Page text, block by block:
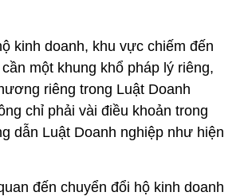
kinh doanh, khu vực chiếm đến
một khung khổ pháp lý riêng,
riêng trong Luật Doanh
chỉ phải vài điều khoản trong
dẫn Luật Doanh nghiệp như hiện
đến chuyển đổi hộ kinh doanh